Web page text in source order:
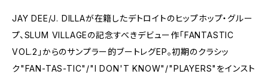
JAY DEE/J. DILLAが在籍したデトロイトのヒップホップ・グルー
プ、SLUM VILLAGEの記念すべきデビュー作「FANTASTIC
VOL.2」からのサンプラー的ブートレグEP。初期のクラシッ
ク"FAN-TAS-TIC"/"I DON'T KNOW"/"PLAYERS"をインスト